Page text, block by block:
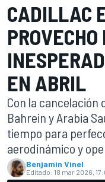
CADILLAC
EN ABRIL
Con la cancelación
Bahrein y Arabia
tiempo para
aerodinámico y
Benjamin Vinel
Editado: 18 mar 2026,